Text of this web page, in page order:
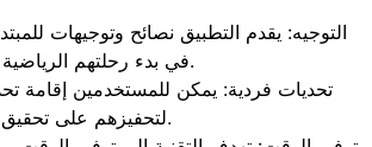
التوجيه: يقدم التطبيق نصائح وتوجيهات
في بدء رحلتهم الرياضية بشكل صحيح.
تحديات فردية: يمكن للمستخدمين إقامة
لتحفيزهم على تحقيق أهداف معينة.